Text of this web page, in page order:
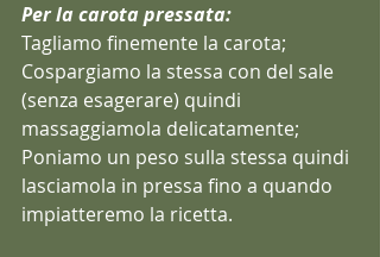
Per la carota pressata:
Tagliamo finemente la carota;
Cospargiamo la stessa con del sale
(senza esagerare) quindi
massaggiamola delicatamente;
Poniamo un peso sulla stessa quindi
lasciamola in pressa fino a quando
impiatteremo la ricetta.